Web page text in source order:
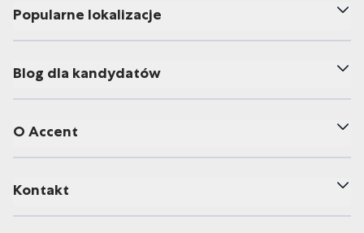
Popularne lokalizacje
Blog dla kandydatów
O Accent
Kontakt